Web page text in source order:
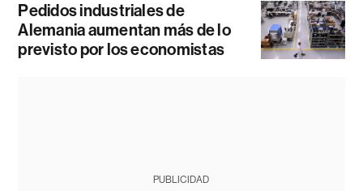
Pedidos industriales de
Alemania aumentan más de lo
previsto por los economistas
PUBLICIDAD